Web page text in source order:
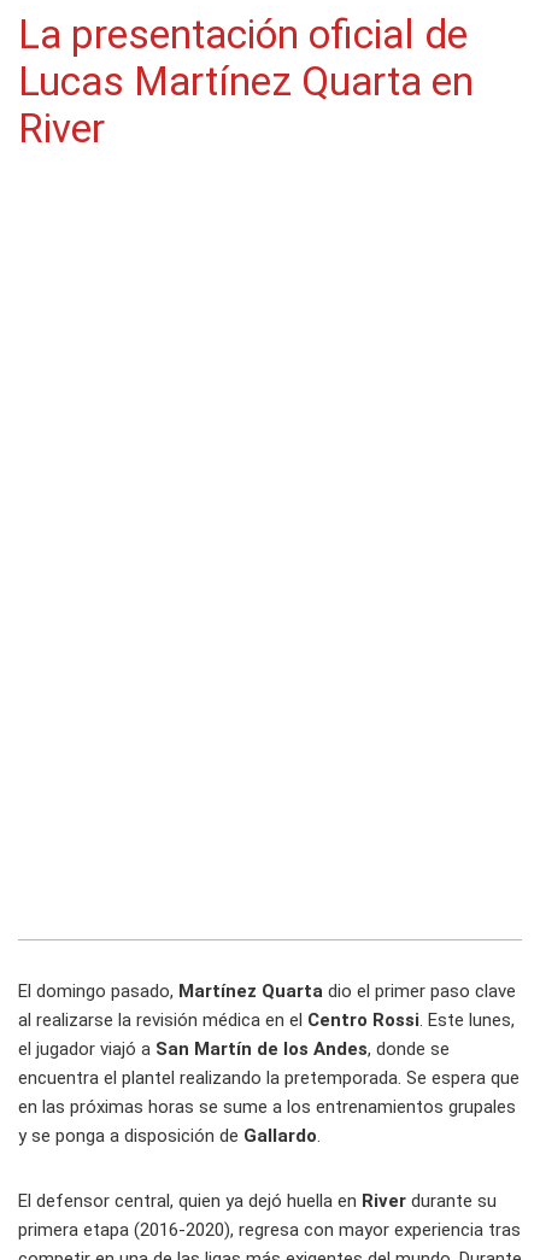
La presentación oficial de
Lucas Martínez Quarta en
River
El domingo pasado, Martínez Quarta dio el primer paso clave
al realizarse la revisión médica en el Centro Rossi. Este lunes,
el jugador viajó a San Martín de los Andes, donde se
encuentra el plantel realizando la pretemporada. Se espera que
en las próximas horas se sume a los entrenamientos grupales
y se ponga a disposición de Gallardo.
El defensor central, quien ya dejó huella en River durante su
primera etapa (2016-2020), regresa con mayor experiencia tras